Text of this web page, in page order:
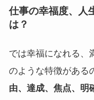
仕事の幸福度、人
は？
では幸福になれる、
のような特徴がある
由、達成、焦点、明